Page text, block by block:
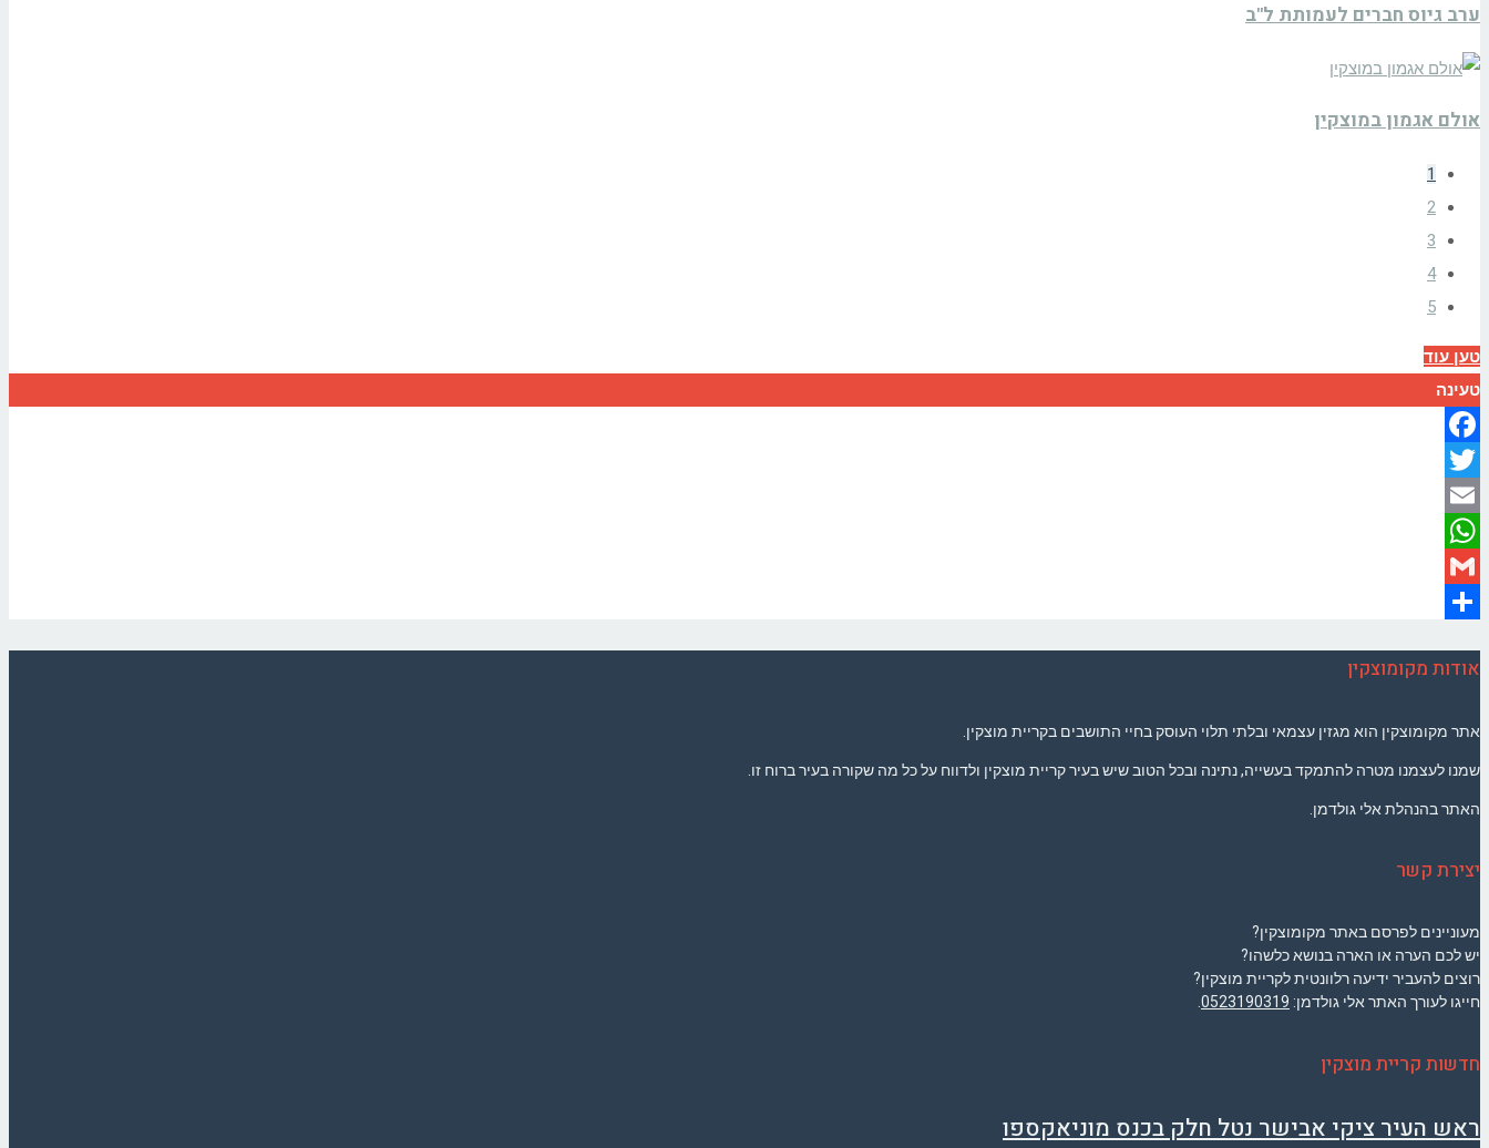
ערב גיוס חברים לעמותת ל"ב
אולם אגמון במוצקין
1
2
3
4
5
טען עוד
טעינה
Facebook
Twitter
Email
WhatsApp
Gmail
אודות מקומוצקין
אתר מקומוצקין הוא מגזין עצמאי ובלתי תלוי העוסק בחיי התושבים בקריית מוצקין.
שמנו לעצמנו מטרה להתמקד בעשייה, נתינה ובכל הטוב שיש בעיר קריית מוצקין ולדווח על כל מה שקורה בעיר ברוח זו.
האתר בהנהלת אלי גולדמן.
יצירת קשר
מעוניינים לפרסם באתר מקומוצקין?
יש לכם הערה או הארה בנושא כלשהו?
רוצים להעביר ידיעה רלוונטית לקריית מוצקין?
חייגו לעורך האתר אלי גולדמן: 0523190319
.
חדשות קריית מוצקין
ראש העיר ציקי אבישר נטל חלק בכנס מוניאקספו